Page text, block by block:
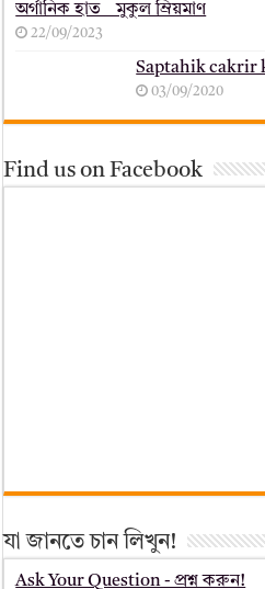
অর্গানিক হাত _ মুকুল ম্রিয়মাণ
22/09/2023
Saptahik cakrir
03/09/2020
Find us on Facebook
যা জানতে চান লিখুন!
Ask Your Question - প্রশ্ন করুন!